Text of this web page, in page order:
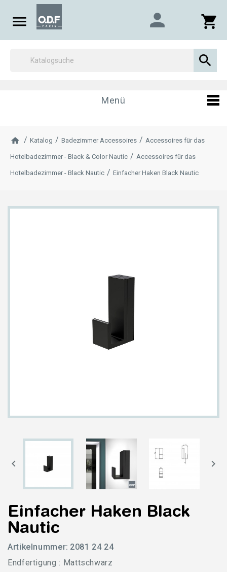
 shopping_cart
person

Menü
Katalog Badezimmer Accessoires Accessoires für das
Hotelbadezimmer - Black & Color Nautic Accessoires für das
Hotelbadezimmer - Black Nautic Einfacher Haken Black Nautic
 
Einfacher Haken Black
Nautic
Artikelnummer: 2081 24 24
Endfertigung : Mattschwarz